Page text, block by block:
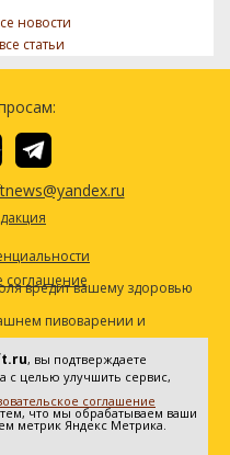
новости
статьи
соглашение
вредит вашему здоровью
пивоварении и
Зарегистрировано в
связи, информационных
(Роскомнадзор). Реестровая
Все права защищены. 16+
, вы подтверждаете
с целью улучшить сервис,
соглашение
что мы обрабатываем ваши
метрик Яндекс Метрика.